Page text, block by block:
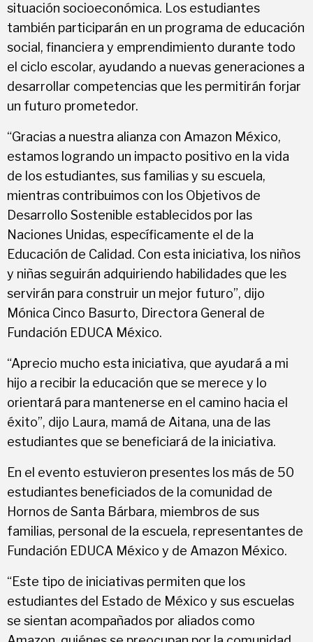
situación socioeconómica. Los estudiantes
también participarán en un programa de educación
social, financiera y emprendimiento durante todo
el ciclo escolar, ayudando a nuevas generaciones a
desarrollar competencias que les permitirán forjar
un futuro prometedor.
“Gracias a nuestra alianza con Amazon México,
estamos logrando un impacto positivo en la vida
de los estudiantes, sus familias y su escuela,
mientras contribuimos con los Objetivos de
Desarrollo Sostenible establecidos por las
Naciones Unidas, específicamente el de la
Educación de Calidad. Con esta iniciativa, los niños
y niñas seguirán adquiriendo habilidades que les
servirán para construir un mejor futuro”, dijo
Mónica Cinco Basurto, Directora General de
Fundación EDUCA México.
“Aprecio mucho esta iniciativa, que ayudará a mi
hijo a recibir la educación que se merece y lo
orientará para mantenerse en el camino hacia el
éxito”, dijo Laura, mamá de Aitana, una de las
estudiantes que se beneficiará de la iniciativa.
En el evento estuvieron presentes los más de 50
estudiantes beneficiados de la comunidad de
Hornos de Santa Bárbara, miembros de sus
familias, personal de la escuela, representantes de
Fundación EDUCA México y de Amazon México.
“Este tipo de iniciativas permiten que los
estudiantes del Estado de México y sus escuelas
se sientan acompañados por aliados como